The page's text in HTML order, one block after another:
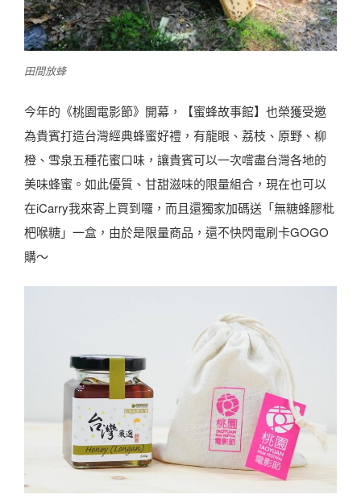
田間放蜂
今年的《桃園電影節》開幕，【蜜蜂故事館】也榮獲受邀
為貴賓打造台灣經典蜂蜜好禮， 有龍眼、荔枝、原野、柳
橙、雪泉五種花蜜口味 ，讓貴賓可以一次嚐盡台灣各地的
美味蜂蜜。如此優質、甘甜滋味的限量組合，現在也可以
在iCarry我來寄上買到囉，而且還獨家加碼送「無糖蜂膠枇
杷喉糖」一盒 ，由於是限量商品，還不快閃電刷卡GOGO
購～